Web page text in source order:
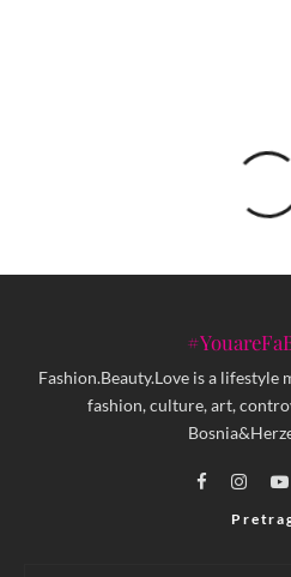
Fashion.Beauty.Love is a lifestyle
fashion, culture, art,